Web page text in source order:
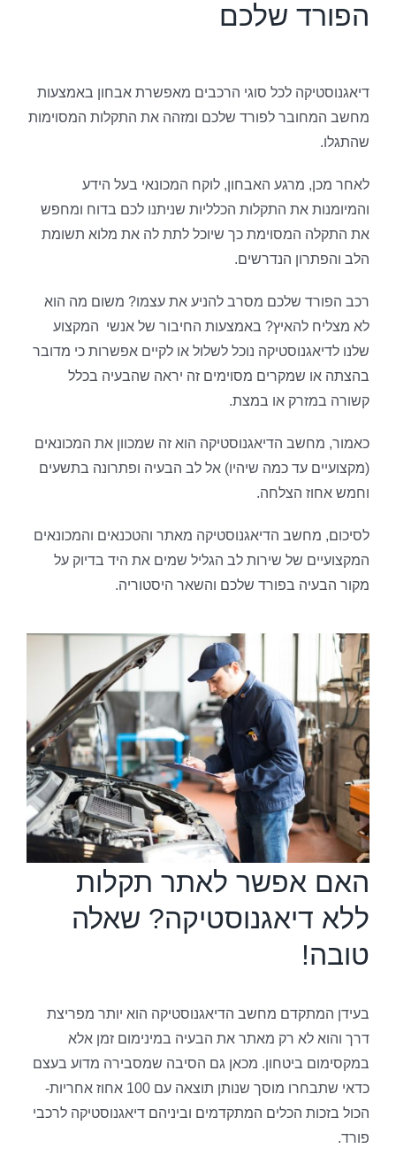
הפורד שלכם
דיאגנוסטיקה לכל סוגי הרכבים מאפשרת אבחון באמצעות
מחשב המחובר לפורד שלכם ומזהה את התקלות המסוימות
שהתגלו.
לאחר מכן, מרגע האבחון, לוקח המכונאי בעל הידע
והמיומנות את התקלות הכלליות שניתנו לכם בדוח ומחפש
את התקלה המסוימת כך שיוכל לתת לה את מלוא תשומת
הלב והפתרון הנדרשים.
רכב הפורד שלכם מסרב להניע את עצמו? משום מה הוא
לא מצליח להאיץ? באמצעות החיבור של אנשי המקצוע
שלנו לדיאגנוסטיקה נוכל לשלול או לקיים אפשרות כי מדובר
בהצתה או שמקרים מסוימים זה יראה שהבעיה בכלל
קשורה במזרק או במצת.
כאמור, מחשב הדיאגנוסטיקה הוא זה שמכוון את המכונאים
(מקצועיים עד כמה שיהיו) אל לב הבעיה ופתרונה בתשעים
וחמש אחוז הצלחה.
לסיכום, מחשב הדיאגנוסטיקה מאתר והטכנאים והמכונאים
המקצועיים של שירות לב הגליל שמים את היד בדיוק על
מקור הבעיה בפורד שלכם והשאר היסטוריה.
האם אפשר לאתר תקלות
ללא דיאגנוסטיקה? שאלה
טובה!
בעידן המתקדם מחשב הדיאגנוסטיקה הוא יותר מפריצת
דרך והוא לא רק מאתר את הבעיה במינימום זמן אלא
במקסימום ביטחון. מכאן גם הסיבה שמסבירה מדוע בעצם
כדאי שתבחרו מוסך שנותן תוצאה עם 100 אחוז אחריות-
הכול בזכות הכלים המתקדמים וביניהם דיאגנוסטיקה לרכבי
פורד.